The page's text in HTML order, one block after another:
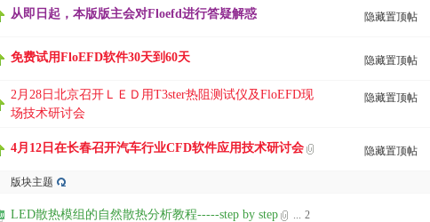
隐藏置顶帖
从即日起，本版版主会对Floefd进行答疑解惑
隐藏置顶帖
免费试用FloEFD软件30天到60天
隐藏置顶帖
2月28日北京召开ＬＥＤ用T3ster热阻测试仪及FloEFD现
场技术研讨会
隐藏置顶帖
4月12日在长春召开汽车行业CFD软件应用技术研讨会
版块主题
LED散热模组的自然散热分析教程-----step by step ... 2